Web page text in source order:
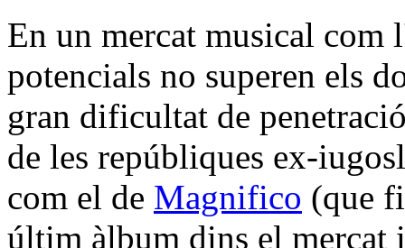
En un mercat musical com
potencials no superen els
gran dificultat de
de les repúbliques ex-
com el de Magnifico (que
últim àlbum dins el mercat